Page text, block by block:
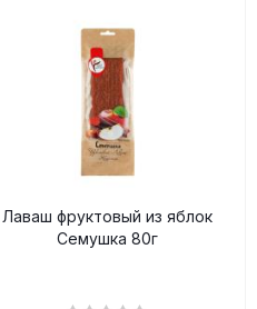
Лаваш фруктовый из яблок
Семушка 80г